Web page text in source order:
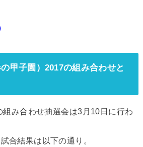
甲子園）2017の組み合わせと
み合わせ抽選会は3月10日に行わ
合結果は以下の通り。